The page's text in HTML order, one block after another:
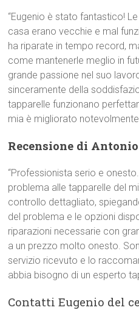
“Eugenio è stato fantastico!
casa erano vecchie e mal
ha riparate in tempo record,
come mantenerle meglio in
grande passione nel suo
sinceramente della
tapparelle funzionano
mia è migliorato
Recensione di Antonio
“Professionista serio e
problema alle tapparelle del
controllo dettagliato,
del problema e le opzioni
riparazioni necessarie con
a un prezzo molto onesto.
servizio ricevuto e lo
abbia bisogno di un esperto
Contatti Eugenio del